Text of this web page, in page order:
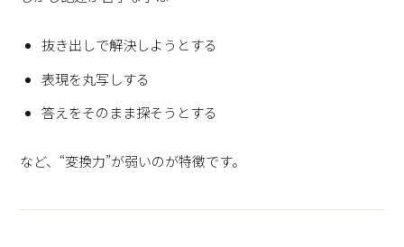
抜き出しで解決しようとする
表現を丸写しする
答えをそのまま探そうとする
など、“変換力”が弱いのが特徴です。